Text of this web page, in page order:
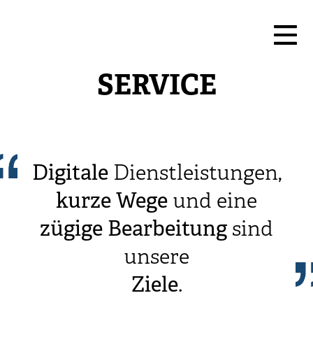
SERVICE
DigitaleDienstleistungen,
kurzeWege und eine
zügige Bearbeitung sind
unsere
Ziele.